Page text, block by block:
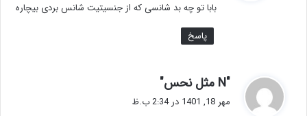
:
بابا تو چه بد شانسی که از جنسیتیت شانس بردی بیچاره
پاسخ
"N مثل نحس"
ف
مهر 18, 1401 در 2:34 ب.ظ